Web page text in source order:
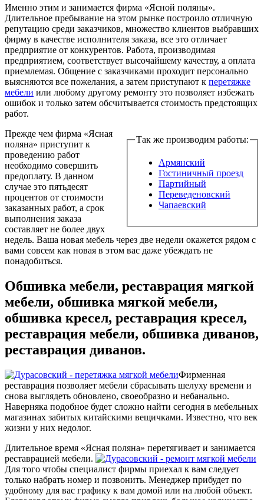
Именно этим и занимается фирма «Ясной поляны».
Длительное пребывание на этом рынке построило отличную
репутацию среди заказчиков, множество клиентов выбравших
фирму в качестве исполнителя заказа, все это отличает
предприятие от конкурентов. Работа, производимая
предприятием, соответствует высочайшему качеству, а оплата
приемлемая. Общение с заказчиками проходит персонально
выясняются все пожелания, а затем приступают к перетяжке
мебели или любому другому ремонту это позволяет избежать
ошибок и только затем обсчитывается стоимость предстоящих
работ.
Так же производим работы:
Армянский
Гостиничный проезд
Партийный
Переведеновский
Чапаевский
Прежде чем фирма «Ясная
поляна» приступит к
проведению работ
необходимо совершить
предоплату. В данном
случае это пятьдесят
процентов от стоимости
заказанных работ, а срок
выполнения заказа
составляет не более двух
недель. Ваша новая мебель через две недели окажется рядом с
вами совсем как новая в этом вас даже убеждать не
понадобиться.
Обшивка мебели, реставрация мягкой
мебели, обшивка мягкой мебели,
обшивка кресел, реставрация кресел,
реставрация мебели, обшивка диванов,
реставрация диванов.
Фирменная
реставрация позволяет мебели сбрасывать шелуху времени и
снова выглядеть обновлено, своеобразно и небанально.
Наверняка подобное будет сложно найти сегодня в мебельных
магазинах забитых китайскими вещичками. Известно, что век
жизни у них недолог.
Длительное время «Ясная поляна» перетягивает и занимается
реставрацией мебели.
Для того чтобы специалист фирмы приехал к вам следует
только набрать номер и позвонить. Менеджер прибудет по
удобному для вас графику к вам домой или на любой объект.